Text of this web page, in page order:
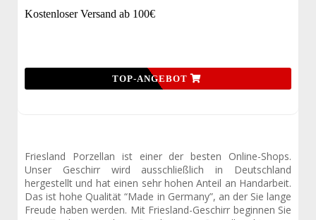
Kostenloser Versand ab 100€
TOP-ANGEBOT
Friesland Porzellan ist einer der besten Online-Shops.
Unser Geschirr wird ausschließlich in Deutschland
hergestellt und hat einen sehr hohen Anteil an Handarbeit.
Das ist hohe Qualität “Made in Germany”, an der Sie lange
Freude haben werden. Mit Friesland-Geschirr beginnen Sie